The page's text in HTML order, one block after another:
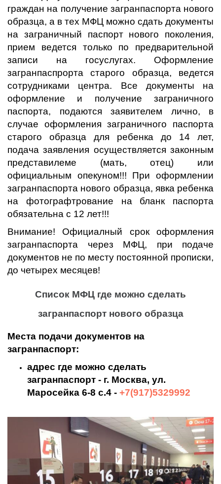
граждан на получение загранпаспорта нового
образца, а в тех МФЦ можно сдать документы
на заграничный паспорт нового поколения,
прием ведется только по предварительной
записи на госуслугах. Оформление
загранпаспрорта старого образца, ведется
сотрудниками центра. Все документы на
оформление и получение заграничного
паспорта, подаются заявителем лично, в
случае оформления заграничного паспорта
старого образца для ребенка до 14 лет,
подача заявления осуществляется законным
представилеме (мать, отец) или
официальным опекуном!!! При оформлении
загранпаспорта нового образца, явка ребенка
на фотографтрование на бланк паспорта
обязательна с 12 лет!!!
Внимание! Официалный срок оформления
загранпаспорта через МФЦ, при подаче
документов не по месту постоянной прописки,
до четырех месяцев!
Список МФЦ где можно сделать
загранпаспорт нового образца
Места подачи документов на
загранпаспорт:
адрес где можно сделать
загранпаспорт - г. Москва, ул.
Маросейка 6-8 с.4 - +7(917)5329992